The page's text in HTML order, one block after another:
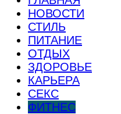
НОВОСТИ
СТИЛЬ
ПИТАНИЕ
ОТДЫХ
ЗДОРОВЬЕ
КАРЬЕРА
СЕКС
ФИТНЕС